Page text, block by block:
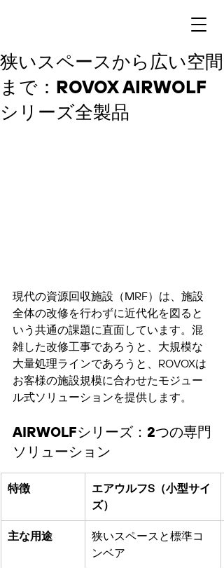
狭いスペースから広い空間
まで：ROVOX AIRWOLF
シリーズ全製品
現代の資源回収施設（MRF）は、施設
全体の改修を行わずに近代化を図ると
いう共通の課題に直面しています。混
雑した改修工事であろうと、大規模な
大量処理ラインであろうと、ROVOXは
お客様の施設規模に合わせたモジュー
ル式ソリューションを提供します。
AIRWOLFシリーズ：2つの専門
ソリューション
特徴
エアウルフS（小型サイ
ズ）
主な用途
狭いスペースと標準コ
ンベア